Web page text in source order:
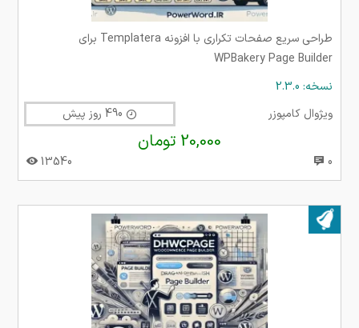
طراحی سریع صفحات تکراری با افزونه Templatera برای
WPBakery Page Builder
نسخه: 2.3.0
ویژوال کامپوزر
20,000 تومان
0
13540
بروز شده در ۱۰ دی ۱۴۰۴